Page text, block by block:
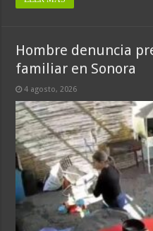
Hombre denuncia
familiar en Sonora
4 agosto, 2026